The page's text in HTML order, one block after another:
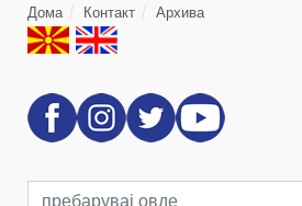
Дома Контакт Архива